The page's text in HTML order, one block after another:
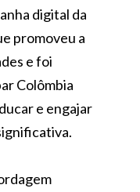
digital da
promoveu a
e foi
Colômbia
e engajar